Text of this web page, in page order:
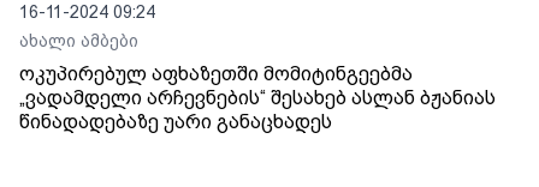
16-11-2024 09:24
ახალი ამბები
ოკუპირებულ აფხაზეთში მომიტინგეებმა
„ვადამდელი არჩევნების“ შესახებ ასლან ბჟანიას
წინადადებაზე უარი განაცხადეს